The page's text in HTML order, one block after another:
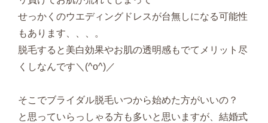
せっかくのウエディングドレスが台無しになる可能性
もあります、、、。
脱毛すると美白効果やお肌の透明感もでてメリット尽
くしなんです＼(^o^)／
そこでブライダル脱毛いつから始めた方がいいの？
と思っていらっしゃる方も多いと思いますが、結婚式